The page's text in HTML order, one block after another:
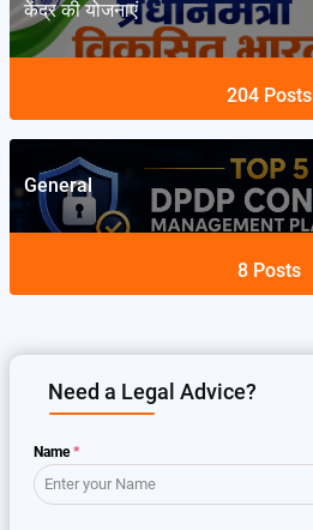
केंद्र की योजनाएं
204 Posts
General
8 Posts
Need a Legal Advice?
Name*